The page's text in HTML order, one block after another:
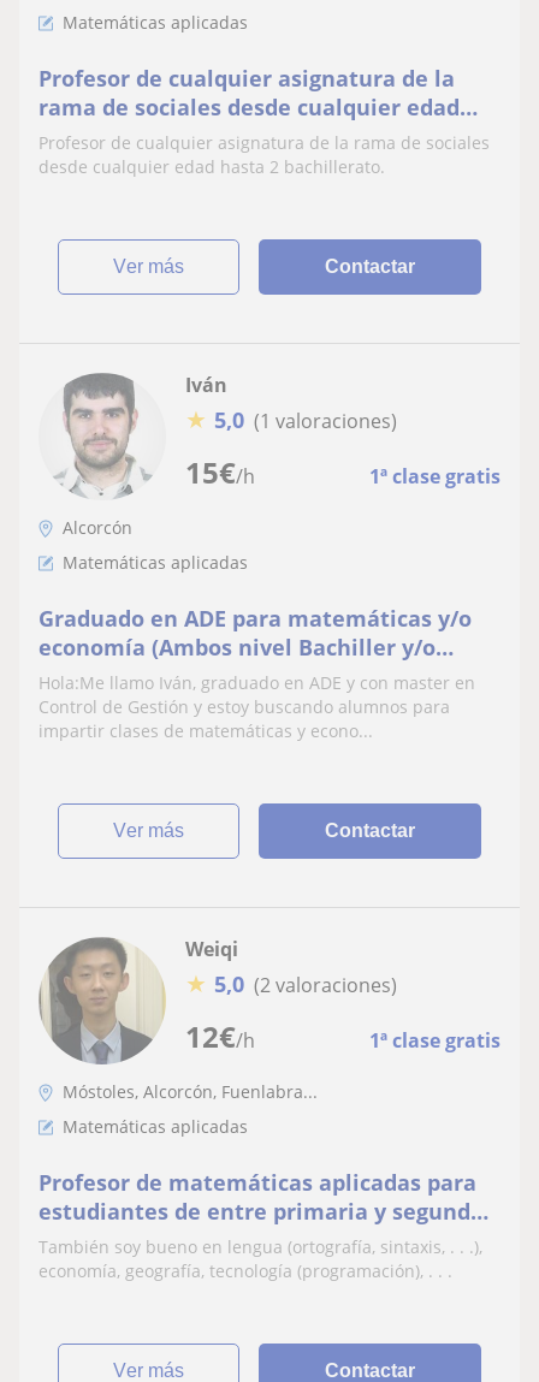
Matemáticas aplicadas
Profesor de cualquier asignatura de la
rama de sociales desde cualquier edad
hasta 2 bachillerato
Profesor de cualquier asignatura de la rama de sociales
desde cualquier edad hasta 2 bachillerato.
ver más Contactar
15€/h 1ª clase gratis
Iván
★ 5,0 (1 valoraciones)
Alcorcón
Matemáticas aplicadas
Graduado en ADE para matemáticas y/o
economía (Ambos nivel Bachiller y/o
Universidad)
Hola:Me llamo Iván, graduado en ADE y con master en
Control de Gestión y estoy buscando alumnos para
impartir clases de matemáticas y econo...
ver más Contactar
12€/h 1ª clase gratis
Weiqi
★ 5,0 (2 valoraciones)
Móstoles, Alcorcón, Fuenlabra...
Matemáticas aplicadas
Profesor de matemáticas aplicadas para
estudiantes de entre primaria y segundo
de bach
También soy bueno en lengua (ortografía, sintaxis, . . .),
economía, geografía, tecnología (programación), . . .
ver más Contactar